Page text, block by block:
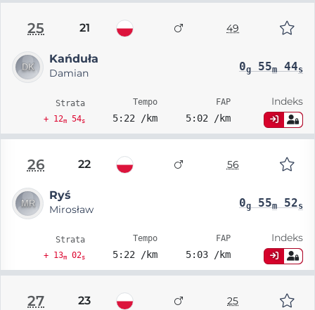
25 21 49
Kańduła
Damian 0g55m44s
Strata
+ 12m54s
Tempo
5:22 /km
FAP
5:02 /km
Indeks
26 22 56
Ryś
Mirosław 0g55m52s
Strata
+ 13m02s
Tempo
5:22 /km
FAP
5:03 /km
Indeks
27 23 25